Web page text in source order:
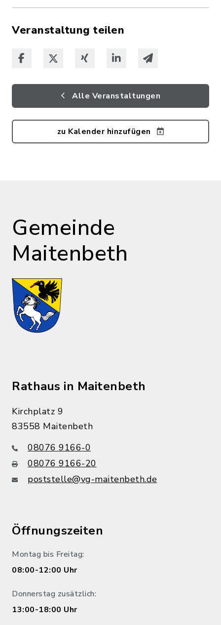
Veranstaltung teilen
Alle Veranstaltungen
zu Kalender hinzufügen
Gemeinde
Maitenbeth
Rathaus in Maitenbeth
Kirchplatz 9
83558 Maitenbeth
08076 9166-0
08076 9166-20
poststelle@vg-maitenbeth.de
Öffnungszeiten
Montag bis Freitag:
08:00-12:00 Uhr
Donnerstag zusätzlich:
13:00-18:00 Uhr